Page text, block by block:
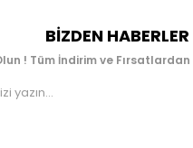
BIZDEN HABERLER
! Tüm İndirim ve